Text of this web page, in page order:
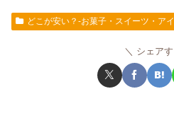
どこが安い？-お菓子・スイーツ・ア
シェア